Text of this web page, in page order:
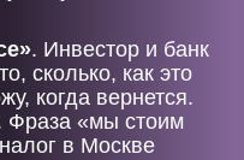
. Инвестор и банк
сколько, как это
когда вернется.
Фраза «мы стоим
в Москве